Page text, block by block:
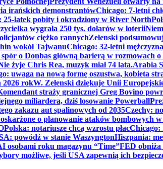
irańskich demonstrantówChicago: 7-letni
25-latek pobity i okradziony w River North
wygrała 250 tys. dolarów w loterii
ciężko rannychZełenski
wokół TajwanuChicago: 32-letni
o Donbas główną barierą w rozmowach
żyje Chris Rea, muzyk miał 74 lata.Arabia
uwaga na nową formę oszustwa, kobieta
2026 rokW. Zełenski dziękuje Unii
straży granicznej Greg Bovino
miliardera, dziś losowanie Powerball
zakazu aut spalinowych od 2035Czechy:
o planowanie ataków bombowych
Polska: notariusze chcą wzrostu płacChicago:
powódź w stanie WaszyngtonHiszpania:
osobami roku magazynu “Time”FED obniża
możliwe, jeśli USA zapewnią ich